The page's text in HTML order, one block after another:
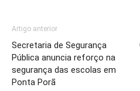
Artigo anterior
Secretaria de Segurança
Pública anuncia reforço na
segurança das escolas em
Ponta Porã